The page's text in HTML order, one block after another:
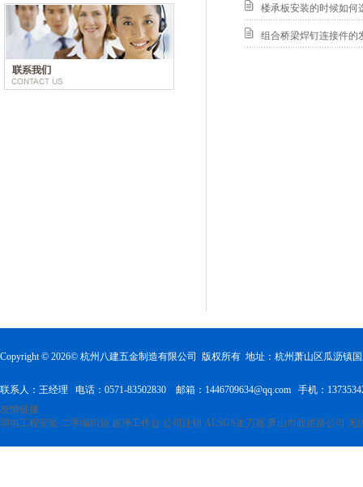
楼承板安装的时候如何
组合桥梁焊钉连接件的
Copyright © 2026© 杭州八建五金制造有限公司 版权所有 地址：杭州萧山区瓜沥镇
联系人：王经理 电话：0571-83502830 邮箱：1446709634@qq.com 手机：
友情链接
弱电工程安装 二手编织袋 超净工作台 公司注销 ALSGS走刀器 萧山市政道路公司 无